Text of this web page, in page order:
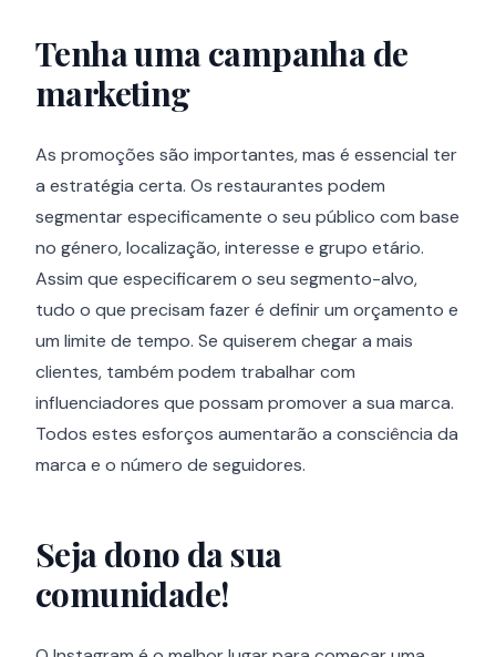
Tenha uma campanha de
marketing
As promoções são importantes, mas é essencial ter
a estratégia certa. Os restaurantes podem
segmentar especificamente o seu público com base
no género, localização, interesse e grupo etário.
Assim que especificarem o seu segmento-alvo,
tudo o que precisam fazer é definir um orçamento e
um limite de tempo. Se quiserem chegar a mais
clientes, também podem trabalhar com
influenciadores que possam promover a sua marca.
Todos estes esforços aumentarão a consciência da
marca e o número de seguidores.
Seja dono da sua
comunidade!